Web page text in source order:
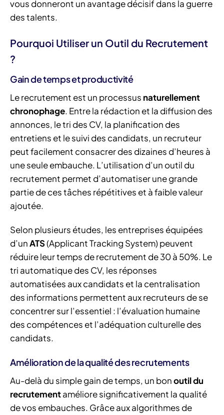
vous donneront un avantage décisif dans la guerre
des talents.
Pourquoi Utiliser un Outil du Recrutement
?
Gain de temps et productivité
Le recrutement est un processus naturellement
chronophage. Entre la rédaction et la diffusion des
annonces, le tri des CV, la planification des
entretiens et le suivi des candidats, un recruteur
peut facilement consacrer des dizaines d’heures à
une seule embauche. L’utilisation d’un outil du
recrutement permet d’automatiser une grande
partie de ces tâches répétitives et à faible valeur
ajoutée.
Selon plusieurs études, les entreprises équipées
d’unATS(Applicant Tracking System) peuvent
réduire leur temps de recrutement de 30 à 50%. Le
tri automatique des CV, les réponses
automatisées aux candidats et la centralisation
des informations permettent aux recruteurs de se
concentrer sur l’essentiel : l’évaluation humaine
des compétences et l’adéquation culturelle des
candidats.
Amélioration de la qualité des recrutements
Au-delà du simple gain de temps, un bonoutil du
recrutementaméliore significativement la qualité
de vos embauches. Grâce aux algorithmes de